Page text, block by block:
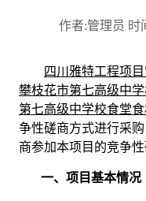
作者:管理员 时
四川雅特工程项
攀枝花市第七高级中
第七高级中学校食堂
争性磋商方式进行采
商参加本项目的竞争性
一、 项目基本情况